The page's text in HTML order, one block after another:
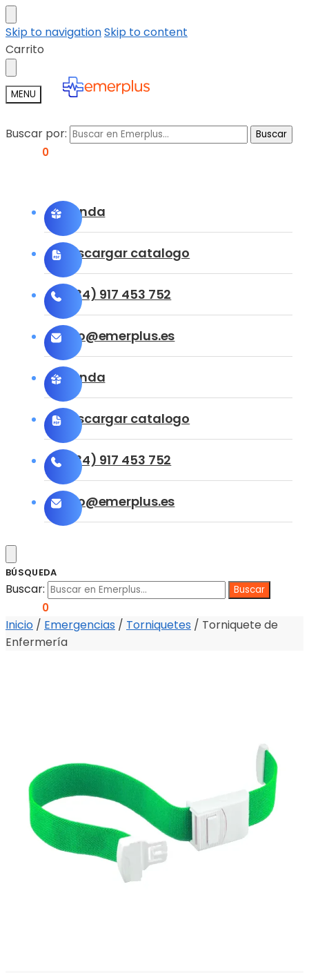
Skip to navigationSkip to content
Carrito
MENU
Buscar por: Buscar
0
Tienda
Descargar catalogo
(+34) 917 453 752
info@emerplus.es
Tienda
Descargar catalogo
(+34) 917 453 752
info@emerplus.es
BÚSQUEDA
Buscar:
0
Inicio / Emergencias / Torniquetes / Torniquete de
Enfermería